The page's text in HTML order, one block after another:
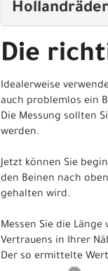
Hollandräder
Die
Idealerweise
auch problemlos ein
Die Messung sollten
werden.
Jetzt können Sie
den Beinen nach
gehalten wird.
Messen Sie die
Vertrauens in Ihrer
Der so ermittelte